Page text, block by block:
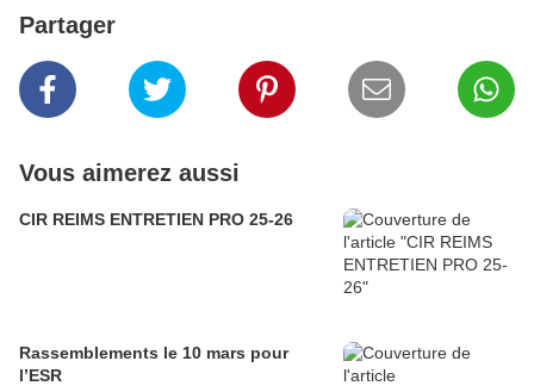
Partager
Vous aimerez aussi
CIR REIMS ENTRETIEN PRO 25-26
Rassemblements le 10 mars pour
l’ESR